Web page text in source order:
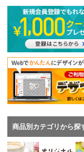
商品別カテゴリから探